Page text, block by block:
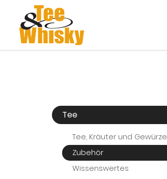
Tee
Tee, Kräuter und Gewürze
Zubehör
Wissenswertes